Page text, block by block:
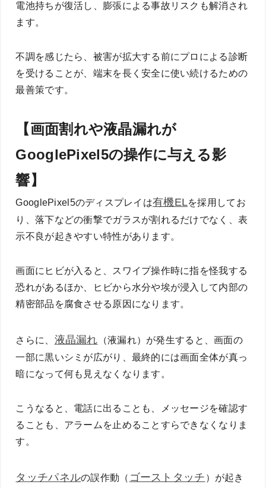
電池持ちが復活し、膨張による事故リスクも解消され
ます。
不調を感じたら、被害が拡大する前にプロによる診断
を受けることが、端末を長く安全に使い続けるための
最善策です。
【画面割れや液晶漏れが
GooglePixel5の操作に与える影
響】
GooglePixel5のディスプレイは有機ELを採用してお
り、落下などの衝撃でガラスが割れるだけでなく、表
示不良が起きやすい特性があります。
画面にヒビが入ると、スワイプ操作時に指を怪我する
恐れがあるほか、ヒビから水分や埃が浸入して内部の
精密部品を腐食させる原因になります。
さらに、 液晶漏れ （液漏れ）が発生すると、画面の
一部に黒いシミが広がり、最終的には画面全体が真っ
暗になって何も見えなくなります。
こうなると、電話に出ることも、メッセージを確認す
ることも、アラームを止めることすらできなくなりま
す。
タッチパネルの誤作動（ ゴーストタッチ ）が起き